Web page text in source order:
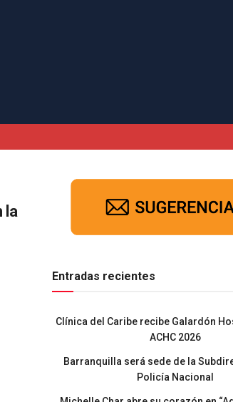
la
Entradas recientes
Clínica del Caribe recibe Galardón
ACHC 2026
Barranquilla será sede de la
Policía Nacional